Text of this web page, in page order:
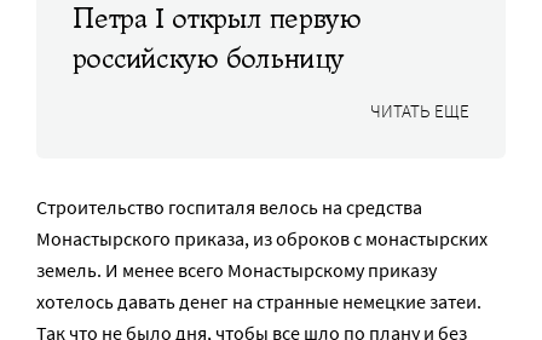
Петра I открыл первую
российскую больницу
ЧИТАТЬ ЕЩЕ
Строительство госпиталя велось на средства
Монастырского приказа, из оброков с монастырских
земель. И менее всего Монастырскому приказу
хотелось давать денег на странные немецкие затеи.
Так что не было дня, чтобы все шло по плану и без